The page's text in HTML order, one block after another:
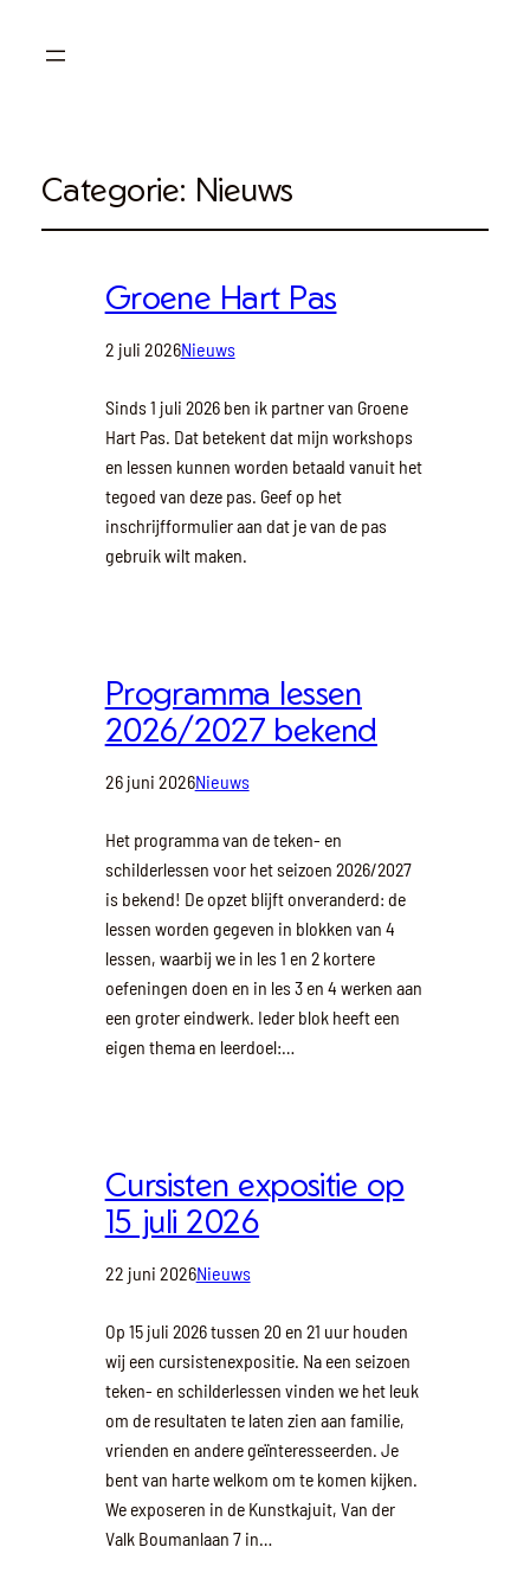
Categorie: Nieuws
Groene Hart Pas
2 juli 2026Nieuws
Sinds 1 juli 2026 ben ik partner van Groene
Hart Pas. Dat betekent dat mijn workshops
en lessen kunnen worden betaald vanuit het
tegoed van deze pas. Geef op het
inschrijfformulier aan dat je van de pas
gebruik wilt maken.
Programma lessen
2026/2027 bekend
26 juni 2026Nieuws
Het programma van de teken- en
schilderlessen voor het seizoen 2026/2027
is bekend! De opzet blijft onveranderd: de
lessen worden gegeven in blokken van 4
lessen, waarbij we in les 1 en 2 kortere
oefeningen doen en in les 3 en 4 werken aan
een groter eindwerk. Ieder blok heeft een
eigen thema en leerdoel:…
Cursisten expositie op
15 juli 2026
22 juni 2026Nieuws
Op 15 juli 2026 tussen 20 en 21 uur houden
wij een cursistenexpositie. Na een seizoen
teken- en schilderlessen vinden we het leuk
om de resultaten te laten zien aan familie,
vrienden en andere geïnteresseerden. Je
bent van harte welkom om te komen kijken.
We exposeren in de Kunstkajuit, Van der
Valk Boumanlaan 7 in…